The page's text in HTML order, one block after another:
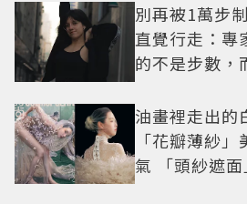
別再被1萬步
直覺行走：專
的不是步數，
油畫裡走出的
「花瓣薄紗
氣 「頭紗遮